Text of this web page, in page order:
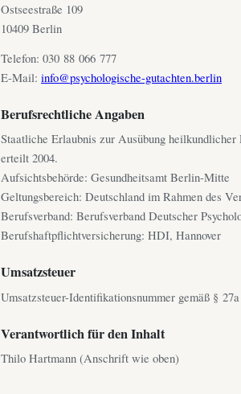
Ostseestraße 109
10409 Berlin
Telefon: 030 88 066 777
E-Mail: info@psychologische-gutachten.berlin
Berufsrechtliche Angaben
Staatliche Erlaubnis zur Ausübung
erteilt 2004.
Aufsichtsbehörde: Gesundheitsamt Berlin-Mitte
Geltungsbereich: Deutschland im Rahmen des
Berufsverband: Berufsverband Deutscher
Berufshaftpflichtversicherung: HDI, Hannover
Umsatzsteuer
Umsatzsteuer-Identifikationsnummer gemäß §
Verantwortlich für den Inhalt
Thilo Hartmann (Anschrift wie oben)